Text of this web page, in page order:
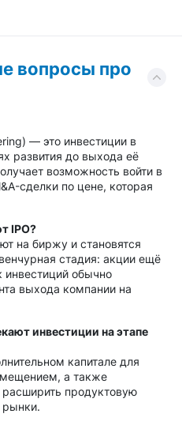
вопросы про
— это инвестиции в
развития до выхода её
возможность войти в
сделки по цене, которая
IPO?
на биржу и становятся
стадия: акции ещё
инвестиций обычно
выхода компании на
инвестиции на этапе
капитале для
а также
расширить продуктовую
рынки.